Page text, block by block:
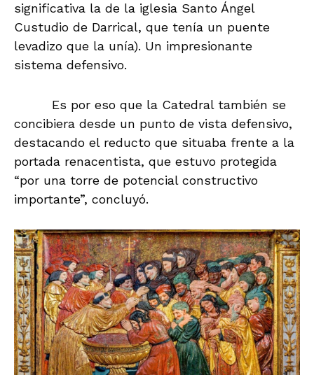
significativa la de la iglesia Santo Ángel
Custudio de Darrical, que tenía un puente
levadizo que la unía). Un impresionante
sistema defensivo.
Es por eso que la Catedral también se
concibiera desde un punto de vista defensivo,
destacando el reducto que situaba frente a la
portada renacentista, que estuvo protegida
“por una torre de potencial constructivo
importante”, concluyó.